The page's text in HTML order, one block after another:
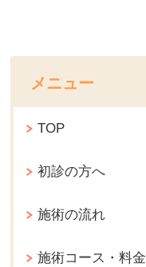
メニュー
TOP
初診の方へ
施術の流れ
施術コース・料金